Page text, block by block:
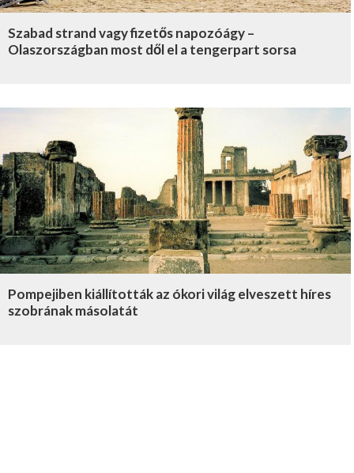
Szabad strand vagy fizetős napozóágy –
Olaszországban most dől el a tengerpart sorsa
Pompejiben kiállították az ókori világ elveszett híres
szobrának másolatát